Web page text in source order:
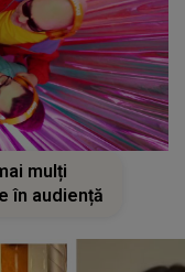
mulți
în audiență